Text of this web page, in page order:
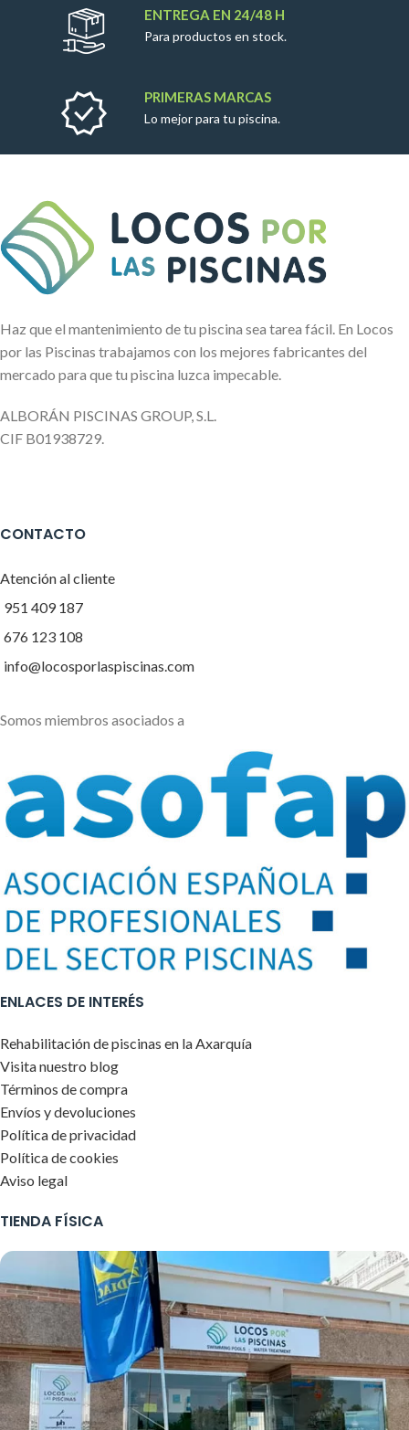
ENTREGA EN 24/48 H
Para productos en stock.
PRIMERAS MARCAS
Lo mejor para tu piscina.
Haz que el mantenimiento de tu piscina sea tarea fácil. En Locos
por las Piscinas trabajamos con los mejores fabricantes del
mercado para que tu piscina luzca impecable.
ALBORÁN PISCINAS GROUP, S.L.
CIF B01938729.
CONTACTO
Atención al cliente
951 409 187
676 123 108
info@locosporlaspiscinas.com
Somos miembros asociados a
ENLACES DE INTERÉS
Rehabilitación de piscinas en la Axarquía
Visita nuestro blog
Términos de compra
Envíos y devoluciones
Política de privacidad
Política de cookies
Aviso legal
TIENDA FÍSICA